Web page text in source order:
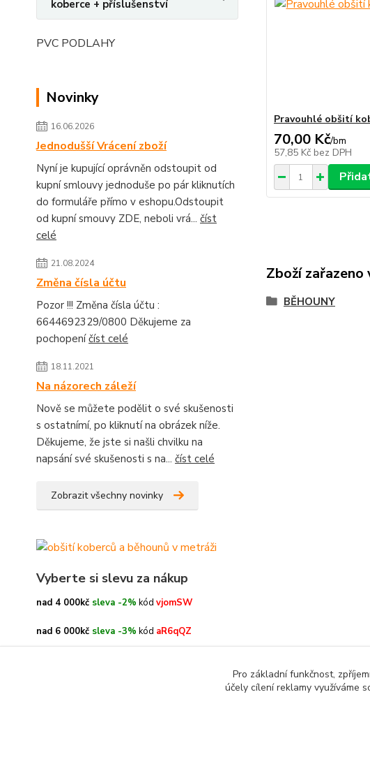
koberce + příslušenství
PVC PODLAHY
Novinky
16.06.2026
Jednodušší Vrácení zboží
Nyní je kupující oprávněn odstoupit od
kupní smlouvy jednoduše po pár kliknutích
do formuláře přímo v eshopu.Odstoupit
od kupní smouvy ZDE, neboli vrá... číst
celé
21.08.2024
Změna čísla účtu
Pozor !!! Změna čísla účtu :
6644692329/0800 Děkujeme za
pochopeníčíst celé
18.11.2021
Na názorech záleží
Nově se můžete podělit o své skušenosti
s ostatnímí, po kliknutí na obrázek níže.
Děkujeme, že jste si našli chvilku na
napsání své skušenosti s na... číst celé
Zobrazit všechny novinky
Vyberte si slevu za nákup
nad 4 000kč sleva -2% kód vjomSW
nad 6 000kč sleva -3% kód aR6qQZ
Pravouhlé obšití
70,00 Kč/bm
57,85 Kč bez DPH
Zboží
BĚHOUNY
Pro základní funkčnost,
účely cílení reklamy využíváme